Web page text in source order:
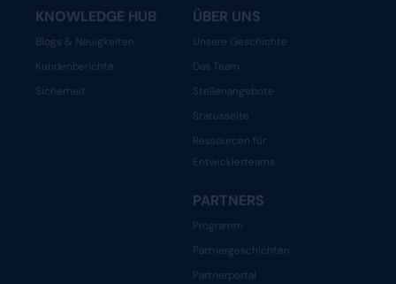
KNOWLEDGE HUB
Blogs & Neuigkeiten
Kundenberichte
Sicherheit
ÜBER UNS
Unsere Geschichte
Das Team
Stellenangebote
Statusseite
Ressourcen für
Entwicklerteams
PARTNERS
Programm
Partnergeschichten
Partnerportal